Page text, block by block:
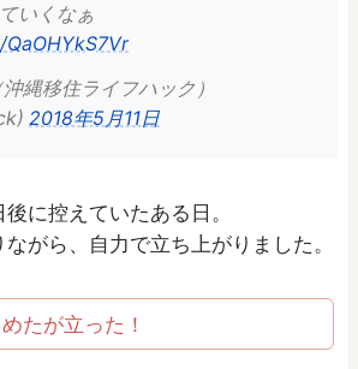
いくなぁ
縄移住ライフハック）
2018年5月11日
に控えていたある日。
がら、自力で立ち上がりました。
たが立った！